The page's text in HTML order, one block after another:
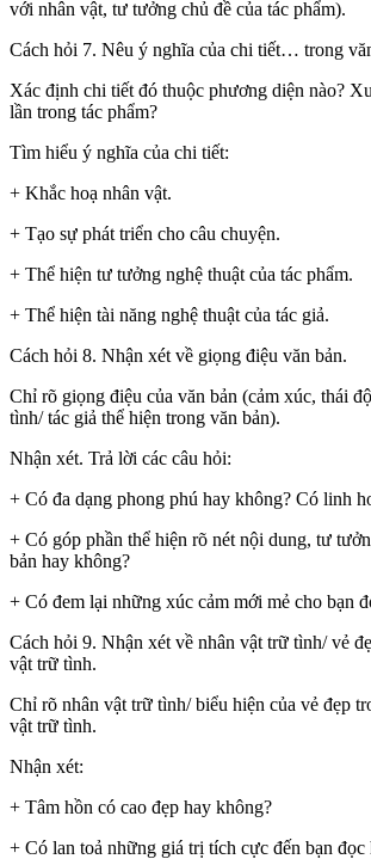
với nhân vật, tư tưởng chủ đề của tác phẩm).
Cách hỏi 7. Nêu ý nghĩa của chi tiết… trong
Xác định chi tiết đó thuộc phương diện nào?
lần trong tác phẩm?
Tìm hiểu ý nghĩa của chi tiết:
+ Khắc hoạ nhân vật.
+ Tạo sự phát triển cho câu chuyện.
+ Thể hiện tư tưởng nghệ thuật của tác phẩm.
+ Thể hiện tài năng nghệ thuật của tác giả.
Cách hỏi 8. Nhận xét về giọng điệu văn bản.
Chỉ rõ giọng điệu của văn bản (cảm xúc, thái
tình/ tác giả thể hiện trong văn bản).
Nhận xét. Trả lời các câu hỏi:
+ Có đa dạng phong phú hay không? Có linh
+ Có góp phần thể hiện rõ nét nội dung, tư
bản hay không?
+ Có đem lại những xúc cảm mới mẻ cho bạn
Cách hỏi 9. Nhận xét về nhân vật trữ tình/ vẻ
vật trữ tình.
Chỉ rõ nhân vật trữ tình/ biểu hiện của vẻ đẹp
vật trữ tình.
Nhận xét:
+ Tâm hồn có cao đẹp hay không?
+ Có lan toả những giá trị tích cực đến bạn đọc